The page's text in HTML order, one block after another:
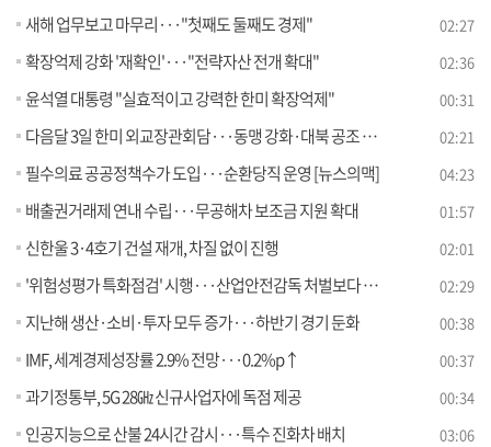
새해 업무보고 마무리···"첫째도 둘째도 경제" 02:27
확장억제 강화 '재확인'···"전략자산 전개 확대" 02:36
윤석열 대통령 "실효적이고 강력한 한미 확장억제" 00:31
다음달 3일 한미 외교장관회담···동맹 강화·대북 공조 논의 02:21
필수의료 공공정책수가 도입···순환당직 운영 [뉴스의맥] 04:23
배출권거래제 연내 수립···무공해차 보조금 지원 확대 01:57
신한울 3·4호기 건설 재개, 차질 없이 진행 02:01
'위험성평가 특화점검' 시행···산업안전감독 처벌보다 예방 02:29
지난해 생산·소비·투자 모두 증가···하반기 경기 둔화 00:38
IMF, 세계경제성장률 2.9% 전망···0.2%p↑ 00:37
과기정통부, 5G 28㎓ 신규사업자에 독점 제공 00:34
인공지능으로 산불 24시간 감시···특수 진화차 배치 03:06